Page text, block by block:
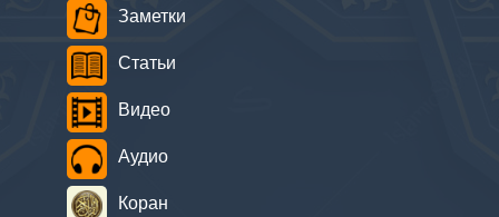
Заметки
Статьи
Видео
Аудио
Коран